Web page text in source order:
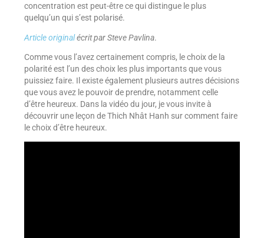
concentration est peut-être ce qui distingue le plus
quelqu’un qui s’est polarisé.
Article originalécrit par Steve Pavlina.
Comme vous l’avez certainement compris, le choix de la
polarité est l’un des choix les plus importants que vous
puissiez faire. Il existe également plusieurs autres décisions
que vous avez le pouvoir de prendre, notamment celle
d’être heureux. Dans la vidéo du jour, je vous invite à
découvrir une leçon de Thich Nhât Hanh sur comment faire
le choix d’être heureux.